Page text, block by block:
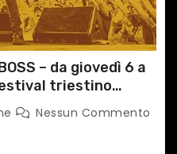
– da giovedì 6 a
triestino
Nessun Commento